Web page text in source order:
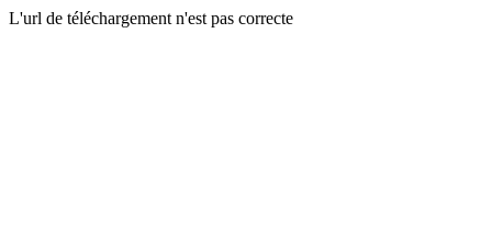
L'url de téléchargement n'est pas correcte